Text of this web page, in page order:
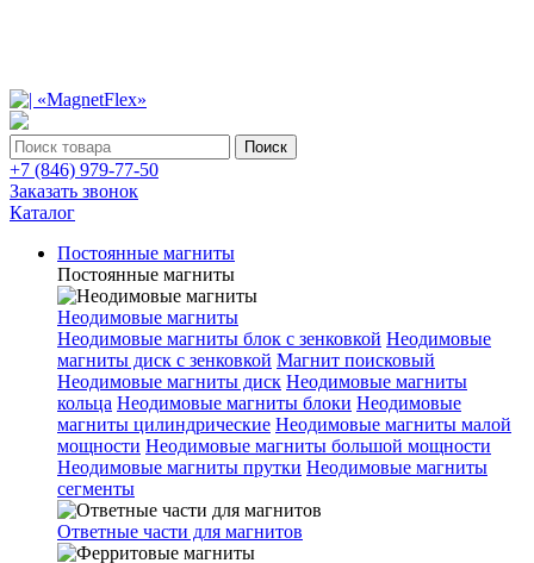
Поиск
+7 (846) 979-77-50
Заказать звонок
Каталог
Постоянные магниты
Постоянные магниты
Неодимовые магниты
Неодимовые магниты блок с зенковкой Неодимовые
магниты диск с зенковкой Магнит поисковый
Неодимовые магниты диск Неодимовые магниты
кольца Неодимовые магниты блоки Неодимовые
магниты цилиндрические Неодимовые магниты малой
мощности Неодимовые магниты большой мощности
Неодимовые магниты прутки Неодимовые магниты
сегменты
Ответные части для магнитов